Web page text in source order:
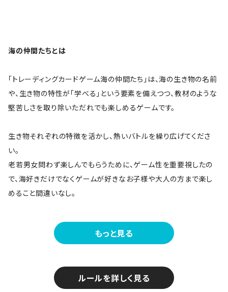
海の仲間たちとは
「トレーディングカードゲーム海の仲間たち」は、海の生き物の名前
や、生き物の特性が「学べる」という要素を備えつつ、教材のような
堅苦しさを取り除いただれでも楽しめるゲームです。
生き物それぞれの特徴を活かし、熱いバトルを繰り広げてくださ
い。
老若男女問わず楽しんでもらうために、ゲーム性を重要視したの
で、海好きだけでなくゲームが好きなお子様や大人の方まで楽し
めること間違いなし。
もっと見る
ルールを詳しく見る